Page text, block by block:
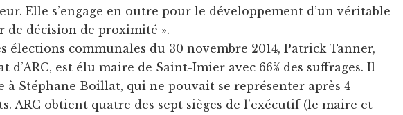
Elle s’engage en outre pour le développement d’un véritable
de décision de proximité ».
élections communales du 30 novembre 2014, Patrick Tanner,
d’ARC, est élu maire de Saint-Imier avec 66% des suffrages. Il
à Stéphane Boillat, qui ne pouvait se représenter après 4
ARC obtient quatre des sept sièges de l’exécutif (le maire et